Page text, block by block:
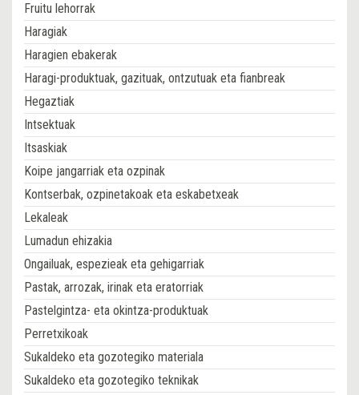
Fruitu lehorrak
Haragiak
Haragien ebakerak
Haragi-produktuak, gazituak, ontzutuak eta fianbreak
Hegaztiak
Intsektuak
Itsaskiak
Koipe jangarriak eta ozpinak
Kontserbak, ozpinetakoak eta eskabetxeak
Lekaleak
Lumadun ehizakia
Ongailuak, espezieak eta gehigarriak
Pastak, arrozak, irinak eta eratorriak
Pastelgintza- eta okintza-produktuak
Perretxikoak
Sukaldeko eta gozotegiko materiala
Sukaldeko eta gozotegiko teknikak